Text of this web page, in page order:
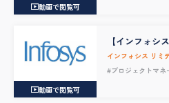
動画で閲覧可
動画で閲覧可
【インフォシ
EPM
インフォシス リミ
#プロジェクトマネ